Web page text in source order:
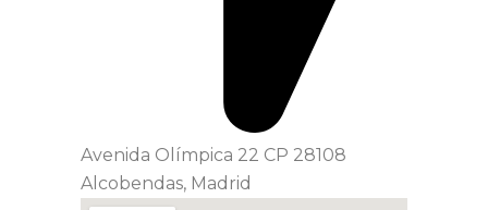
Avenida Olímpica 22 CP 28108
Alcobendas, Madrid